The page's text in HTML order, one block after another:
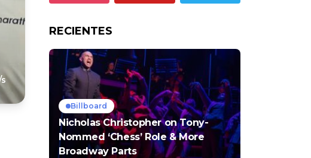
RECIENTES
Billboard
Nicholas Christopher on Tony-
Nommed ‘Chess’ Role & More
Broadway Parts